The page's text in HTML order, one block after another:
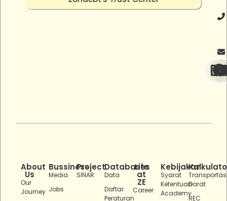
About
Us
Our
Journey
Bussiness
Media
Jobs
Project
SINAR
Databases
Data
Daftar
Peraturan
Life
at
ZE
Career
Kebijakan
Syarat
Ketentuan
Academy
Darat
REC